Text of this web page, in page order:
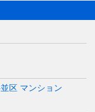
区 マンション